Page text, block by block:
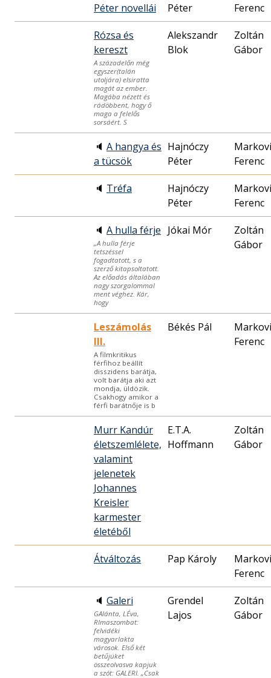
Péter novellái
Péter
Ferenc
Rózsa és
kereszt
A századelőn még
egyszer(talán
utoljára) elsiratta
magát az ember.
Magába nézett és
rádöbbent, hogy ő
maga a felelős
sorsáért. S
Alekszandr
Blok
Zoltán
Gábor
🔈 A hangya és
a tücsök
Hajnóczy
Péter
Ferenc
🔈 Tréfa
Hajnóczy
Péter
Ferenc
🔈 A hulla férje
„A hulla férje
tetszéssel
fogadtatott, s a
szerző kitapsoltatott.
Az előadás általában
nagy szorgalommal
ment véghez. Kár,
hogy
Jókai Mór
Zoltán
Gábor
Leszámolás
III.
A filmkritikus
férfihoz beállít
disszidens barátja,
volt barátja aki azt
mondja, üldözik.
Csakhogy amikor a
férfi barátnője is b
Békés Pál
Ferenc
Murr Kandúr
életszemlélete,
valamint
jelenetek
Johannes
Kreisler
karmester
életéből
E.T.A.
Hoffmann
Zoltán
Gábor
Átváltozás Pap Károly
Ferenc
🔈 Galeri
GAlánta, LÉva,
RImaszombat:
felvidéki
magyarlakta
városok. Első két
betűjüket
összeolvasva kapjuk
a szót: GALERI. „Csak
Grendel
Lajos
Zoltán
Gábor